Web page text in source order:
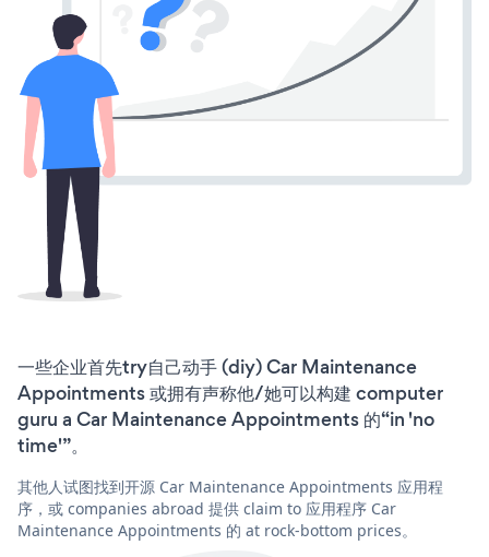
一些企业首先try自己动手 (diy) Car Maintenance
Appointments 或拥有声称他/她可以构建 computer
guru a Car Maintenance Appointments 的“in 'no
time'”。
其他人试图找到开源 Car Maintenance Appointments 应用程
序，或 companies abroad 提供 claim to 应用程序 Car
Maintenance Appointments 的 at rock-bottom prices。